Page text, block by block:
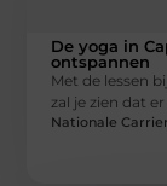
De yoga in
ontspannen
Met de lessen
zal je zien dat
Nationale